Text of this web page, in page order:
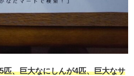
匹、巨大なにしんが4匹、巨大なサ